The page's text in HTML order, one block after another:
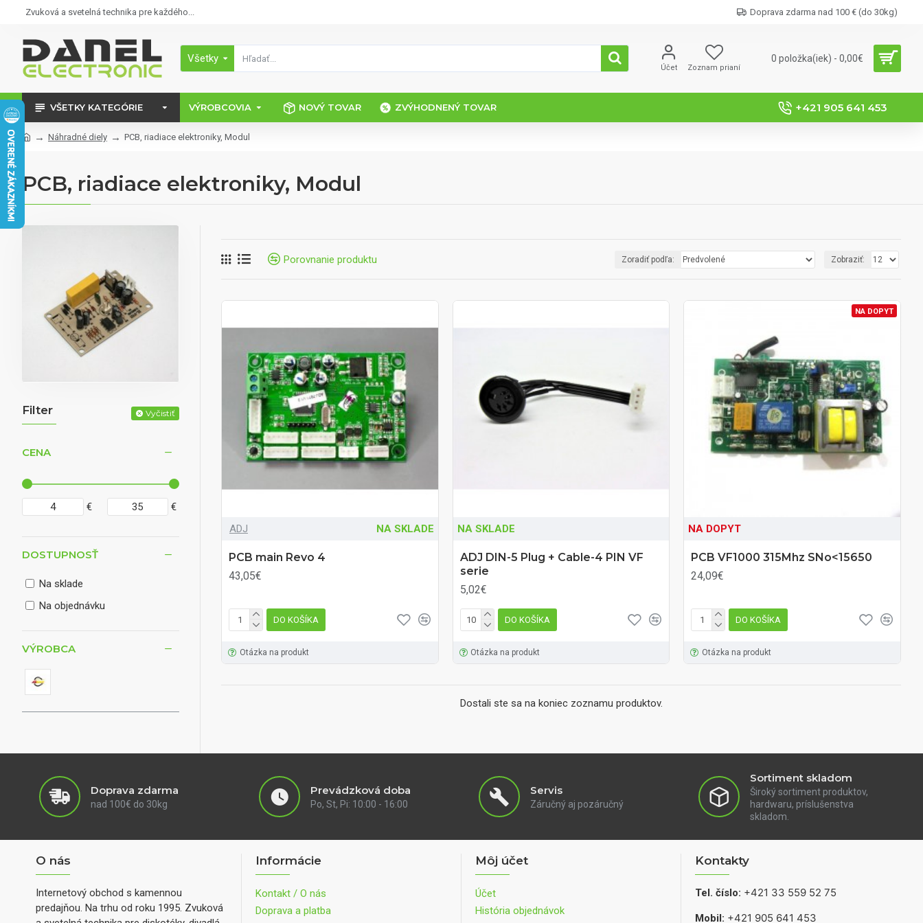
Zvuková a svetelná technika pre každého... Doprava zdarma nad 100 € (do 30kg)
Všetky
Účet Zoznam prianí
0 položka(iek) - 0,00€
VŠETKY KATEGÓRIE VÝROBCOVIA NOVÝ TOVAR ZVÝHODNENÝ TOVAR +421 905 641 453
Náhradné diely PCB, riadiace elektroniky, Modul
PCB, riadiace elektroniky, Modul
Filter Vyčistiť
CENA
€ €
VÝROBCA
DOSTUPNOSŤ
Na sklade
Na objednávku
Porovnanie produktu Zoradiť podľa: Zobraziť:
ADJ NA SKLADE
PCB main Revo 4
43,05€
DO KOŠÍKA
Otázka na produkt
NA SKLADE
ADJ DIN-5 Plug + Cable-4 PIN VF
serie
5,02€
DO KOŠÍKA
Otázka na produkt
NA DOPYT
NA DOPYT
PCB VF1000 315Mhz SNo<15650
24,09€
DO KOŠÍKA
Otázka na produkt
Dostali ste sa na koniec zoznamu produktov.
Doprava zdarma
nad 100€ do 30kg
Prevádzková doba
Po, St, Pi: 10:00 - 16:00
Servis
Záručný aj pozáručný
Sortiment skladom
Široký sortiment produktov,
hardwaru, príslušenstva
skladom.
O nás
Internetový obchod s kamennou
predajňou. Na trhu od roku 1995. Zvuková
Informácie
Kontakt / O nás
Doprava a platba
Môj účet
Účet
História objednávok
Kontakty
Tel. číslo: +421 33 559 52 75
Mobil: +421 905 641 453